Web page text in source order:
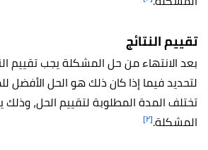
تقييم النتائج
بعد الانتهاء من حل المشكلة يجب تقييم
لتحديد فيما إذا كان ذلك هو الحل الأفضل
تختلف المدة المطلوبة لتقييم الحل، وذلك
المشكلة.[٢]